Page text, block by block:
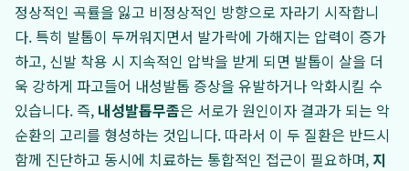
정상적인 곡률을 잃고 비정상적인 방향으로 자라기 시작합니
다. 특히 발톱이 두꺼워지면서 발가락에 가해지는 압력이 증가
하고, 신발 착용 시 지속적인 압박을 받게 되면 발톱이 살을 더
욱 강하게 파고들어 내성발톱 증상을 유발하거나 악화시킬 수
있습니다. 즉, 내성발톱무좀은 서로가 원인이자 결과가 되는 악
순환의 고리를 형성하는 것입니다. 따라서 이 두 질환은 반드시
함께 진단하고 동시에 치료하는 통합적인 접근이 필요하며, 지